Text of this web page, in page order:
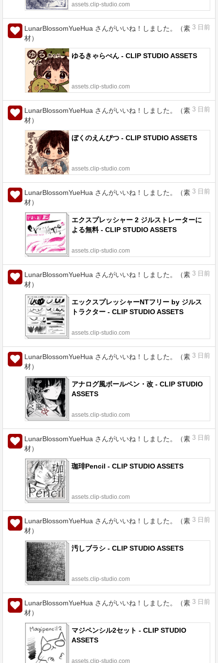
assets.clip-studio.com
LunarBlossomYueHua さんがいいね！しました。（素
材）
3 日前
ゆるきゃらぺん - CLIP STUDIO ASSETS
assets.clip-studio.com
LunarBlossomYueHua さんがいいね！しました。（素
材）
3 日前
ぼくのえんぴつ - CLIP STUDIO ASSETS
assets.clip-studio.com
LunarBlossomYueHua さんがいいね！しました。（素
材）
3 日前
エクスプレッシャー 2 ジルストレーターに
よる無料 - CLIP STUDIO ASSETS
assets.clip-studio.com
LunarBlossomYueHua さんがいいね！しました。（素
材）
3 日前
エックスプレッシャーNTフリー by ジルス
トラクター - CLIP STUDIO ASSETS
assets.clip-studio.com
LunarBlossomYueHua さんがいいね！しました。（素
材）
3 日前
アナログ風ボールペン・改 - CLIP STUDIO
ASSETS
assets.clip-studio.com
LunarBlossomYueHua さんがいいね！しました。（素
材）
3 日前
珈琲Pencil - CLIP STUDIO ASSETS
assets.clip-studio.com
LunarBlossomYueHua さんがいいね！しました。（素
材）
3 日前
汚しブラシ - CLIP STUDIO ASSETS
assets.clip-studio.com
LunarBlossomYueHua さんがいいね！しました。（素
材）
3 日前
マジペンシル2セット - CLIP STUDIO
ASSETS
assets.clip-studio.com